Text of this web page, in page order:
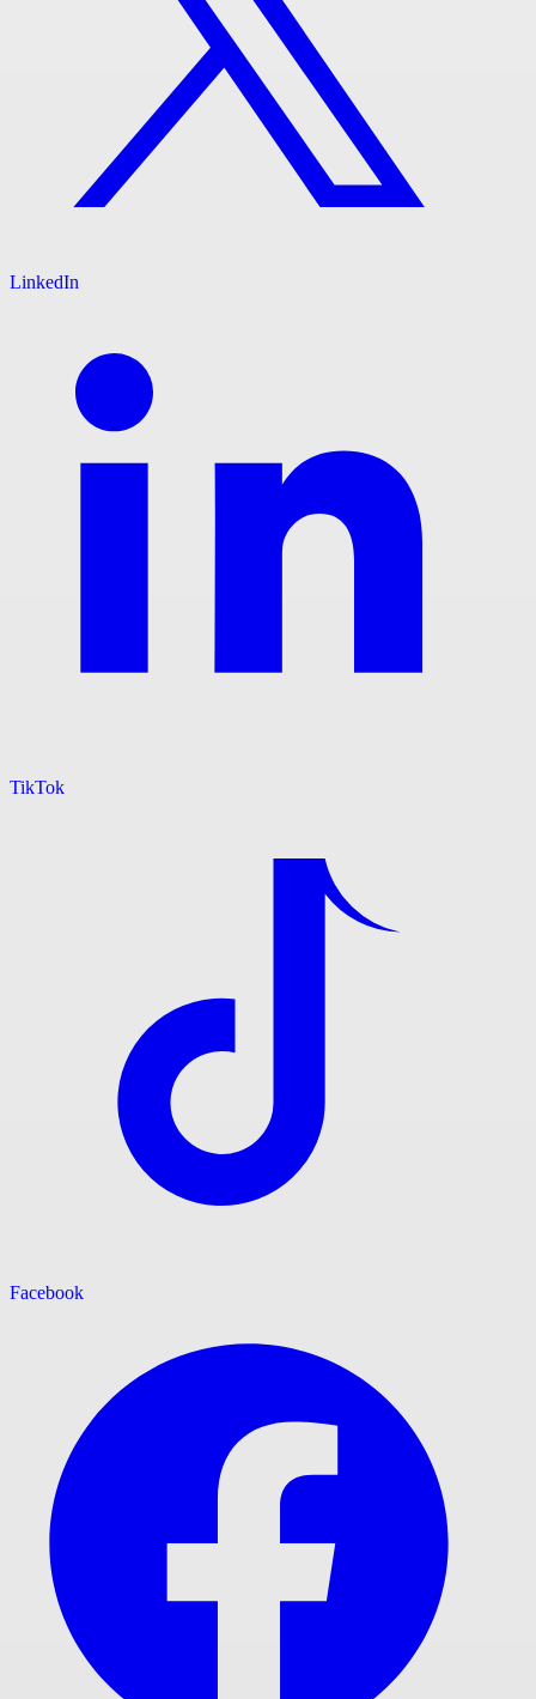
LinkedIn
TikTok
Facebook